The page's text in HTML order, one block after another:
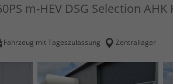
m-HEV DSG Selection
Fahrzeug mit Tageszulassung Zentrallager